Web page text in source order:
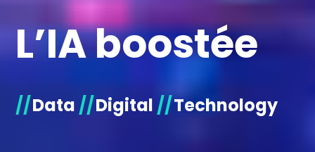
L’IA boostée
Data Digital Technology